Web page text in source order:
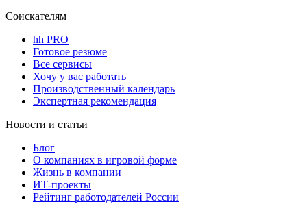
Соискателям
hh PRO
Готовое резюме
Все сервисы
Хочу у вас работать
Производственный календарь
Экспертная рекомендация
Новости и статьи
Блог
О компаниях в игровой форме
Жизнь в компании
ИТ-проекты
Рейтинг работодателей России